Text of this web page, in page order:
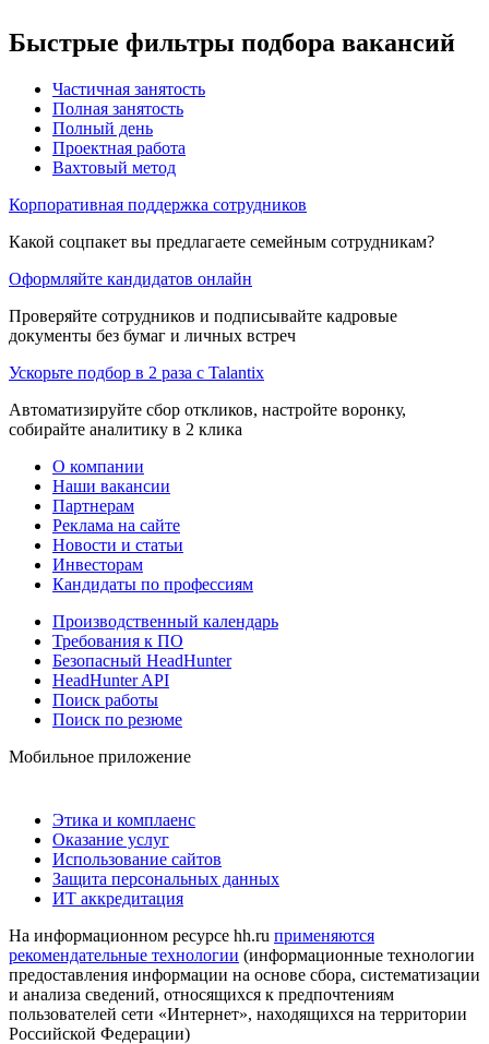
Быстрые фильтры подбора вакансий
Частичная занятость
Полная занятость
Полный день
Проектная работа
Вахтовый метод
Корпоративная поддержка сотрудников
Какой соцпакет вы предлагаете семейным сотрудникам?
Оформляйте кандидатов онлайн
Проверяйте сотрудников и подписывайте кадровые
документы без бумаг и личных встреч
Ускорьте подбор в 2 раза с Talantix
Автоматизируйте сбор откликов, настройте воронку,
собирайте аналитику в 2 клика
О компании
Наши вакансии
Партнерам
Реклама на сайте
Новости и статьи
Инвесторам
Кандидаты по профессиям
Производственный календарь
Требования к ПО
Безопасный HeadHunter
HeadHunter API
Поиск работы
Поиск по резюме
Мобильное приложение
Этика и комплаенс
Оказание услуг
Использование сайтов
Защита персональных данных
ИТ аккредитация
На информационном ресурсе hh.ru применяются
рекомендательные технологии (информационные технологии
предоставления информации на основе сбора, систематизации
и анализа сведений, относящихся к предпочтениям
пользователей сети «Интернет», находящихся на территории
Российской Федерации)